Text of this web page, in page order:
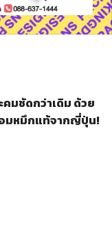
มชัดกว่าเดิม ด้วย
มหมึกแท้จากญี่ปุ่น!